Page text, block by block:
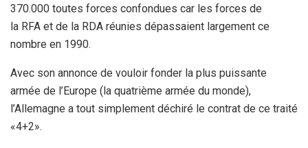
370.000 toutes forces confondues car les forces de
la RFA et de la RDA réunies dépassaient largement ce
nombre en 1990.
Avec son annonce de vouloir fonder la plus puissante
armée de l’Europe (la quatrième armée du monde),
l’Allemagne a tout simplement déchiré le contrat de ce traité
«4+2».